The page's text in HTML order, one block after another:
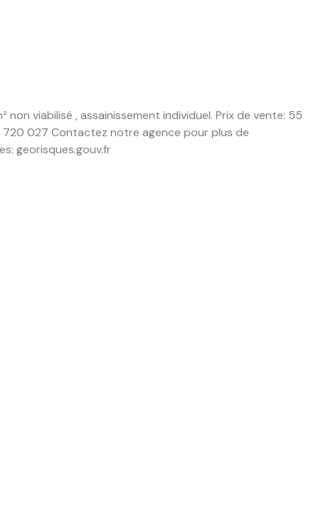
non viabilisé , assainissement individuel. Prix de vente: 55
720 027 Contactez notre agence pour plus de
georisques.gouv.fr